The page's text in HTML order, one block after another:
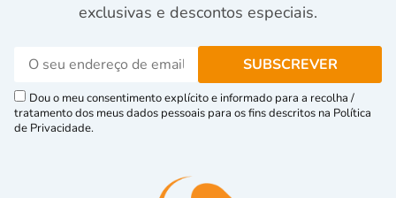
exclusivas e descontos especiais.
Dou o meu consentimento explícito e informado para a recolha /
tratamento dos meus dados pessoais para os fins descritos na Política
de Privacidade.